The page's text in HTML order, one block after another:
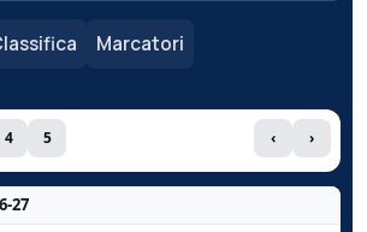
Marcatori
4 5 ‹ ›
27